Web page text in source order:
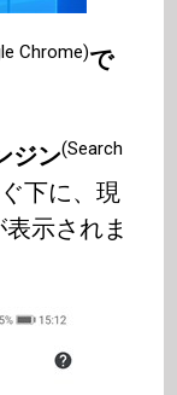
Chrome)で
ジン(Search
下に、現
示されま